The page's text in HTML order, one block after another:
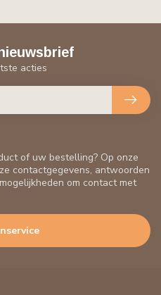
of uw bestelling? Op onze
contactgegevens, antwoorden
om contact met
acties